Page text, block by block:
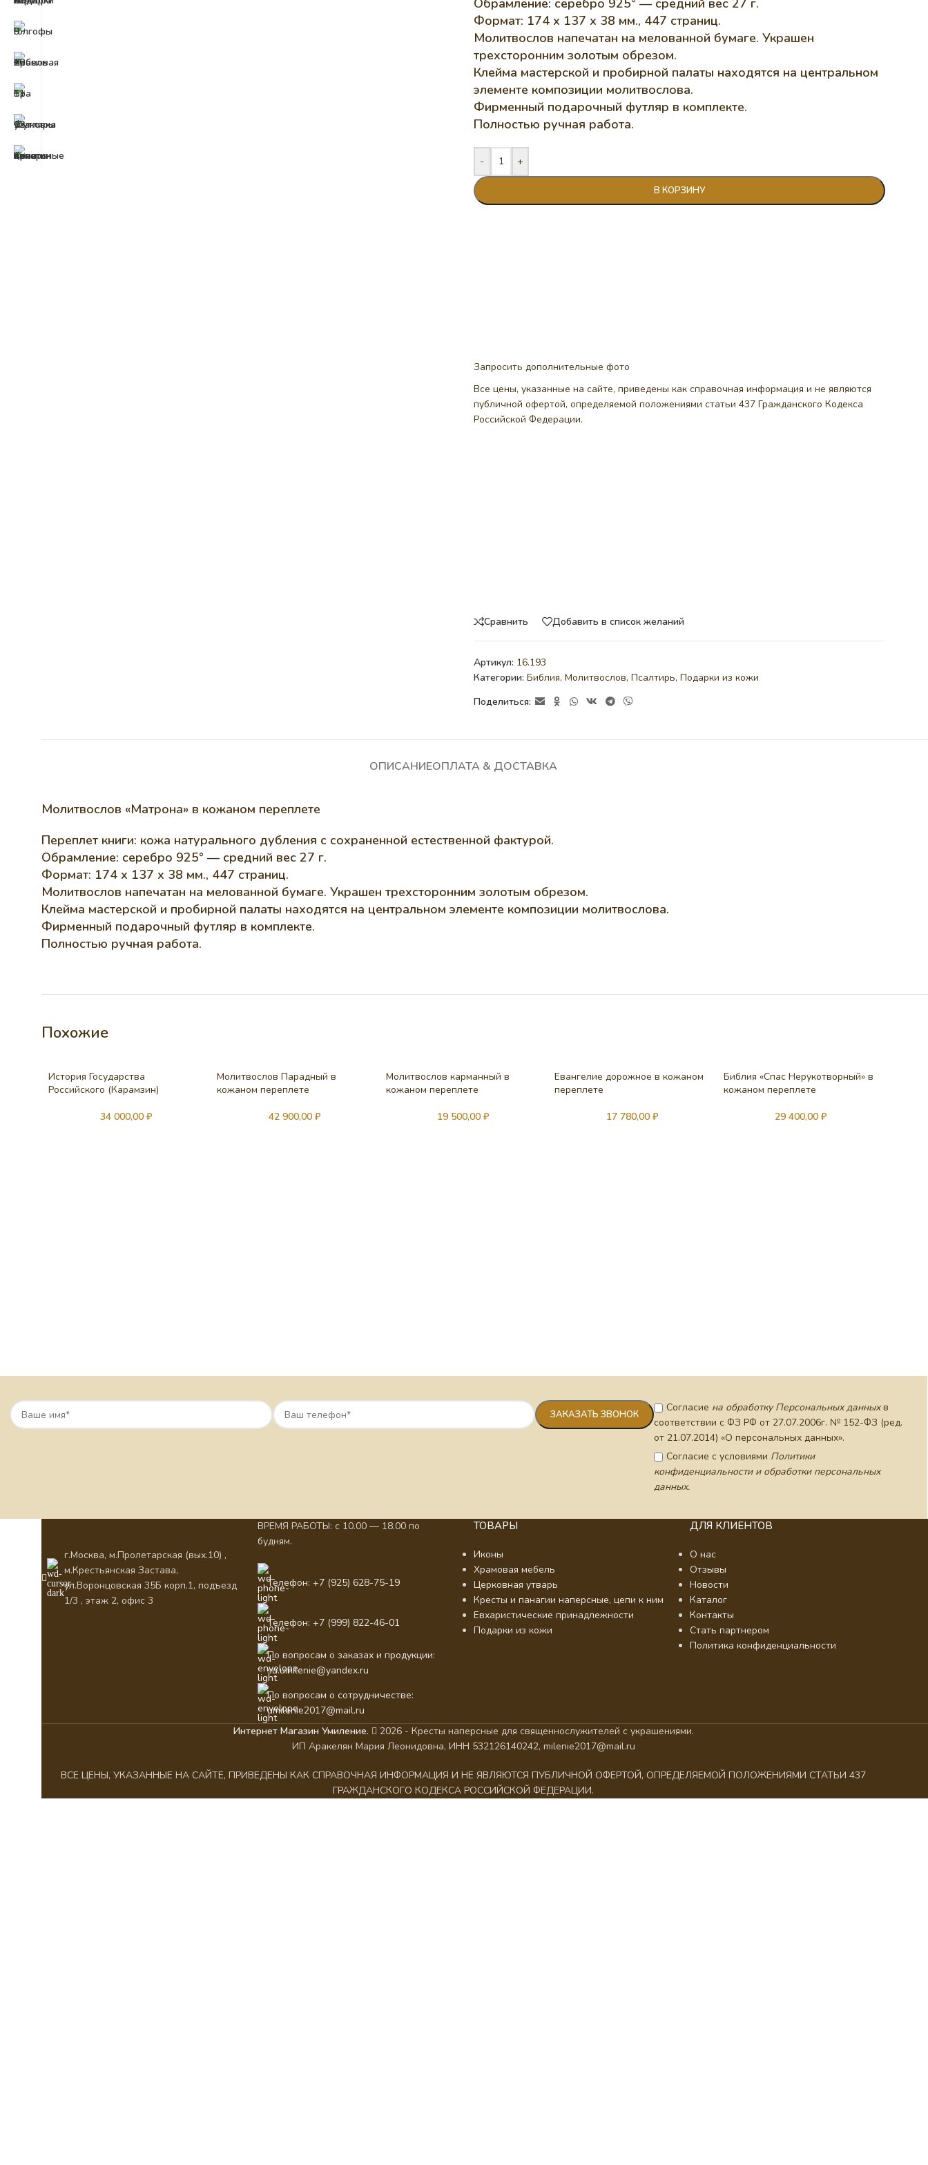
Обрамление: серебро 925° — средний вес 27 г.
Формат: 174 х 137 х 38 мм., 447 страниц.
Молитвослов напечатан на мелованной бумаге. Украшен
трехсторонним золотым обрезом.
Клейма мастерской и пробирной палаты находятся на центральном
элементе композиции молитвослова.
Фирменный подарочный футляр в комплекте.
Полностью ручная работа.
- +
В КОРЗИНУ
Запросить дополнительные фото
Все цены, указанные на сайте, приведены как справочная информация и не являются
публичной офертой, определяемой положениями статьи 437 Гражданского Кодекса
Российской Федерации.
Сравнить Добавить в список желаний
Артикул: 16.193
Категории: Библия, Молитвослов, Псалтирь, Подарки из кожи
Поделиться:
ОПИСАНИЕОПЛАТА & ДОСТАВКА
Молитвослов «Матрона» в кожаном переплете
Переплет книги: кожа натурального дубления с сохраненной естественной фактурой.
Обрамление: серебро 925° — средний вес 27 г.
Формат: 174 х 137 х 38 мм., 447 страниц.
Молитвослов напечатан на мелованной бумаге. Украшен трехсторонним золотым обрезом.
Клейма мастерской и пробирной палаты находятся на центральном элементе композиции молитвослова.
Фирменный подарочный футляр в комплекте.
Полностью ручная работа.
Похожие
История Государства
Российского (Карамзин)
34 000,00 ₽
Молитвослов Парадный в
кожаном переплете
42 900,00₽
Молитвослов карманный в
кожаном переплете
19 500,00₽
Евангелие дорожное в кожаном
переплете
17 780,00 ₽
Библия «Спас Нерукотворный» в
кожаном переплете
29 400,00₽
Согласие на обработку Персональных данныхв
соответствии с ФЗ РФ от 27.07.2006г. № 152-ФЗ (ред.
от 21.07.2014) «О персональных данных».
Согласие с условиями Политики
конфиденциальности и обработки персональных
данных.
г.Москва, м.Пролетарская (вых.10) ,
м.Крестьянская Застава,
ул.Воронцовская 35Б корп.1, подъезд
1/3 , этаж 2, офис 3
ВРЕМЯ РАБОТЫ: с 10.00 — 18.00 по
будням.
Телефон: +7 (925) 628-75-19
Телефон: +7 (999) 822-46-01
По вопросам о заказах и продукции:
su.umilenie@yandex.ru
По вопросам о сотрудничестве:
umilenie2017@mail.ru
ТОВАРЫ
Иконы
Храмовая мебель
Церковная утварь
Кресты и панагии наперсные, цепи к ним
Евхаристические принадлежности
Подарки из кожи
ДЛЯ КЛИЕНТОВ
О нас
Отзывы
Новости
Каталог
Контакты
Стать партнером
Политика конфиденциальности
Интернет Магазин Умиление.
2026 - Кресты наперсные для священнослужителей с украшениями.
ИП Аракелян Мария Леонидовна, ИНН 532126140242, milenie2017@mail.ru
ВСЕ ЦЕНЫ, УКАЗАННЫЕ НА САЙТЕ, ПРИВЕДЕНЫ КАК СПРАВОЧНАЯ ИНФОРМАЦИЯ И НЕ ЯВЛЯЮТСЯ ПУБЛИЧНОЙ ОФЕРТОЙ, ОПРЕДЕЛЯЕМОЙ ПОЛОЖЕНИЯМИ СТАТЬИ 437
ГРАЖДАНСКОГО КОДЕКСА РОССИЙСКОЙ ФЕДЕРАЦИИ.